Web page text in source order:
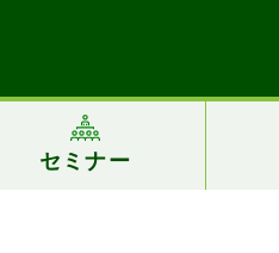
セミナー